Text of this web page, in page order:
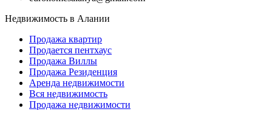
Недвижимость в Алании
Продажа квартир
Продается пентхаус
Продажа Виллы
Продажа Резиденция
Аренда недвижимости
Вся недвижимость
Продажа недвижимости